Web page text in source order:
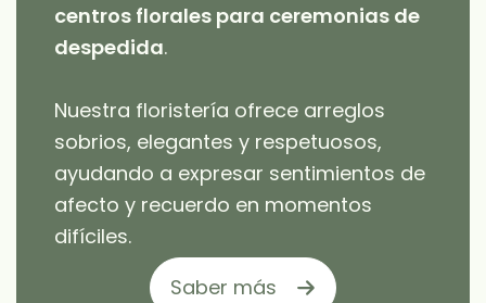
centros florales para ceremonias de
despedida.
Nuestra floristería ofrece arreglos
sobrios, elegantes y respetuosos,
ayudando a expresar sentimientos de
afecto y recuerdo en momentos
difíciles.
Saber más